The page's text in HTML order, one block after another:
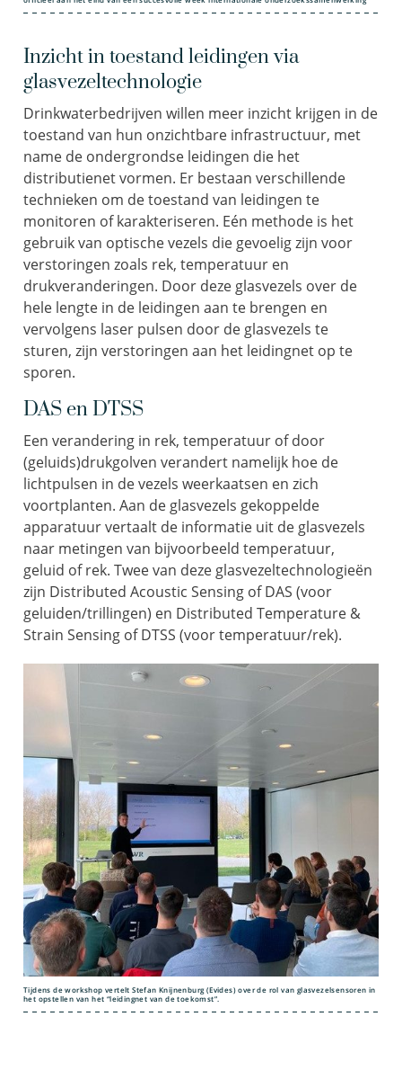
Inzicht in toestand leidingen via
glasvezeltechnologie
Drinkwaterbedrijven willen meer inzicht krijgen in de
toestand van hun onzichtbare infrastructuur, met
name de ondergrondse leidingen die het
distributienet vormen. Er bestaan verschillende
technieken om de toestand van leidingen te
monitoren of karakteriseren. Eén methode is het
gebruik van optische vezels die gevoelig zijn voor
verstoringen zoals rek, temperatuur en
drukveranderingen. Door deze glasvezels over de
hele lengte in de leidingen aan te brengen en
vervolgens laser pulsen door de glasvezels te
sturen, zijn verstoringen aan het leidingnet op te
sporen.
DAS en DTSS
Een verandering in rek, temperatuur of door
(geluids)drukgolven verandert namelijk hoe de
lichtpulsen in de vezels weerkaatsen en zich
voortplanten. Aan de glasvezels gekoppelde
apparatuur vertaalt de informatie uit de glasvezels
naar metingen van bijvoorbeeld temperatuur,
geluid of rek. Twee van deze glasvezeltechnologieën
zijn Distributed Acoustic Sensing of DAS (voor
geluiden/trillingen) en Distributed Temperature &
Strain Sensing of DTSS (voor temperatuur/rek).
Tijdens de workshop vertelt Stefan Knijnenburg (Evides) over de rol van glasvezelsensoren in
het opstellen van het “leidingnet van de toekomst”.